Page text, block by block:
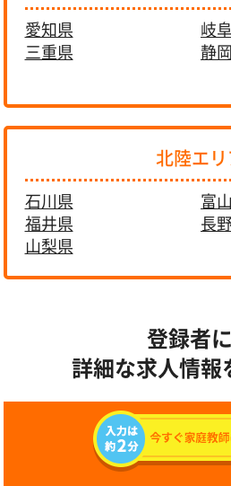
愛知県
岐
三重県
静
北陸エリ
石川県
富
福井県
長
山梨県
登録者
詳細な求人情報